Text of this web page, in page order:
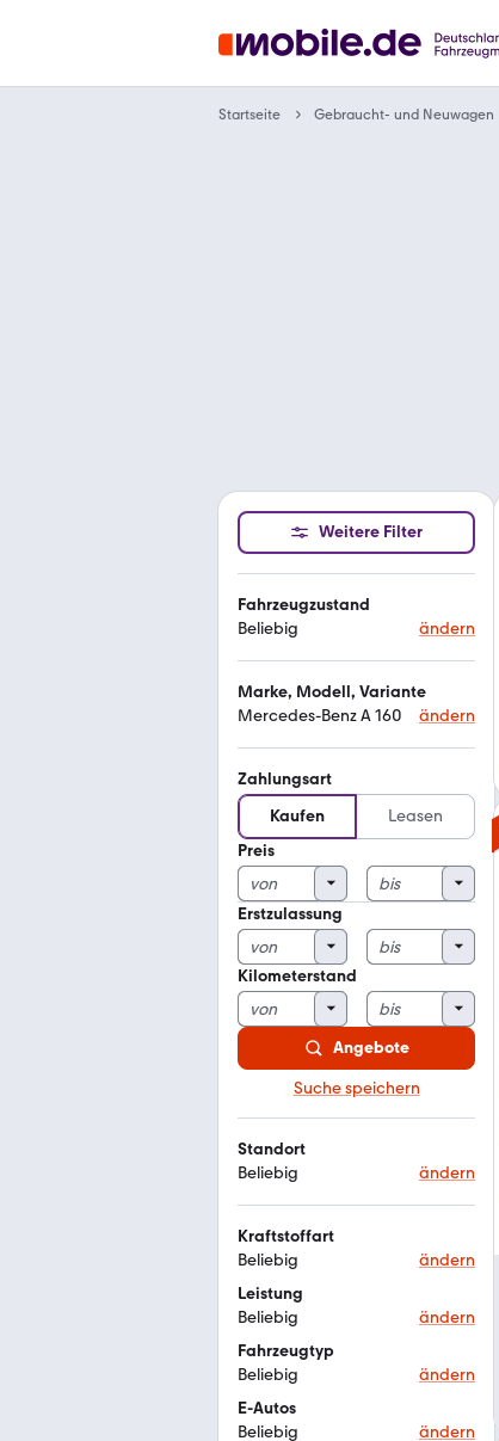
Startseite Gebraucht- und Neuwagen
Weitere Filter
Fahrzeugzustand
Beliebig
ändern
Marke, Modell, Variante
Mercedes-Benz A 160
ändern
Zahlungsart
Kaufen
Leasen
Preis
Erstzulassung
Kilometerstand
Angebote
Suche speichern
Standort
Beliebig
ändern
Kraftstoffart
Beliebig
ändern
Leistung
Beliebig
ändern
Fahrzeugtyp
Beliebig
ändern
E-Autos
Beliebig
ändern